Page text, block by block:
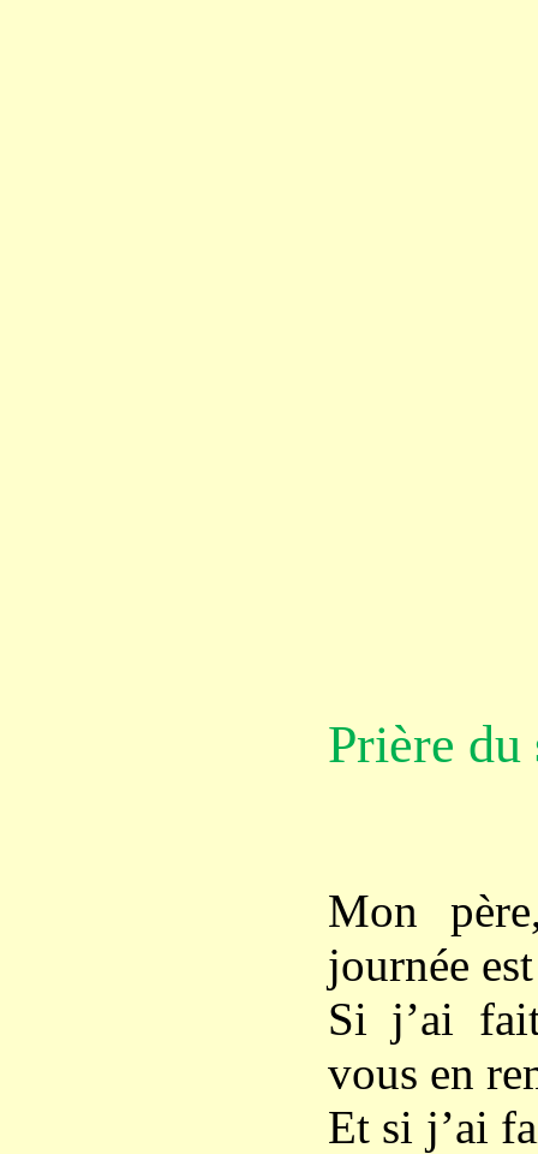
Prière du
Mon
journée
Si j’ai
vous en
Et si j’ai